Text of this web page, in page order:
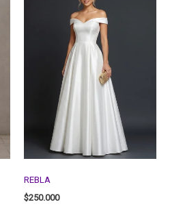
REBLA
$250.000